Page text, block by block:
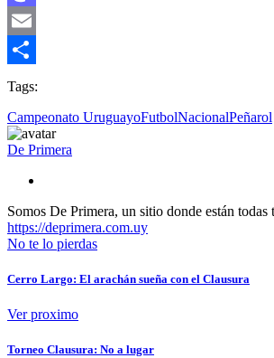
Mastodon
Email
Compartir
Tags:
Campeonato UruguayoFutbolNacionalPeñarol
De Primera
Somos De Primera, un sitio donde están todas
https://deprimera.com.uy
No te lo pierdas
Cerro Largo: El arachán sueña con el Clausura
Ver proximo
Torneo Clausura: No a lugar